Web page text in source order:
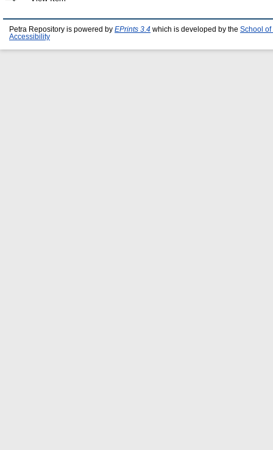
Petra Repository is powered by EPrints 3.4 which is developed by the School of
Accessibility